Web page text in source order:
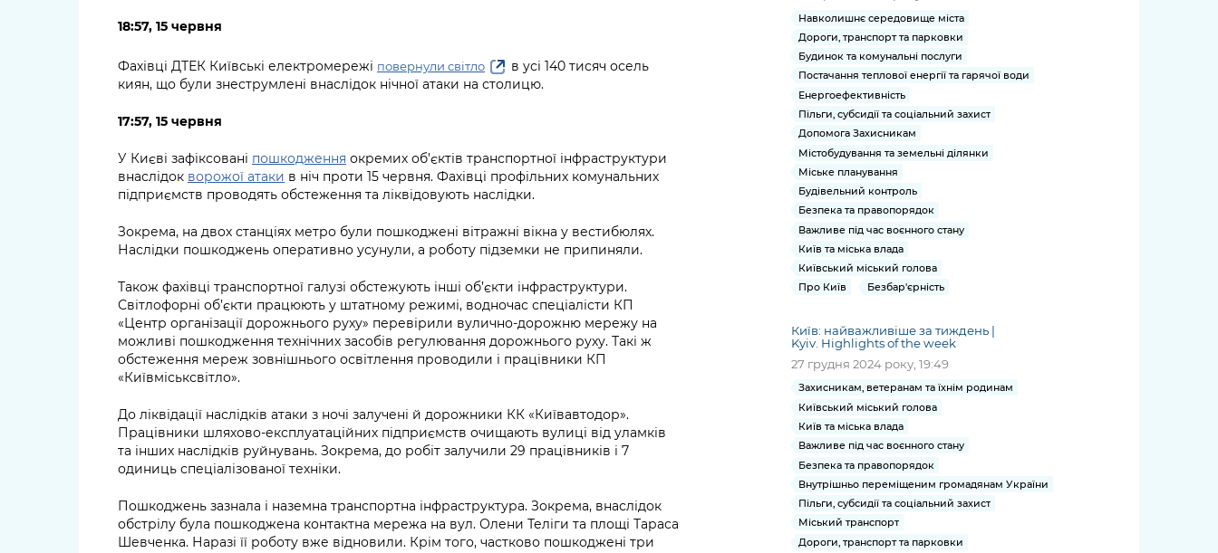
18:57, 15 червня
Фахівці ДТЕК Київські електромережі повернули світло
в усі 140 тисяч осель
киян, що були знеструмлені внаслідок нічної атаки на столицю.
17:57, 15 червня
У Києві зафіксовані пошкодження окремих об’єктів транспортної інфраструктури
внаслідок ворожої атаки в ніч проти 15 червня. Фахівці профільних комунальних
підприємств проводять обстеження та ліквідовують наслідки.
Зокрема, на двох станціях метро були пошкоджені вітражні вікна у вестибюлях.
Наслідки пошкоджень оперативно усунули, а роботу підземки не припиняли.
Також фахівці транспортної галузі обстежують інші об’єкти інфраструктури.
Світлофорні об’єкти працюють у штатному режимі, водночас спеціалісти КП
«Центр організації дорожнього руху» перевірили вулично-дорожню мережу на
можливі пошкодження технічних засобів регулювання дорожнього руху. Такі ж
обстеження мереж зовнішнього освітлення проводили і працівники КП
«Київміськсвітло».
До ліквідації наслідків атаки з ночі залучені й дорожники КК «Київавтодор».
Працівники шляхово-експлуатаційних підприємств очищають вулиці від уламків
та інших наслідків руйнувань. Зокрема, до робіт залучили 29 працівників і 7
одиниць спеціалізованої техніки.
Пошкоджень зазнала і наземна транспортна інфраструктура. Зокрема, внаслідок
обстрілу була пошкоджена контактна мережа на вул. Олени Теліги та площі Тараса
Шевченка. Наразі її роботу вже відновили. Крім того, частково пошкоджені три
Навколишнє середовище міста
Дороги, транспорт та парковки
Будинок та комунальні послуги
Постачання теплової енергії та гарячої води
Енергоефективність
Пільги, субсидії та соціальний захист
Допомога Захисникам
Містобудування та земельні ділянки
Міське планування
Будівельний контроль
Безпека та правопорядок
Важливе під час воєнного стану
Київ та міська влада
Київський міський голова
Про Київ
Безбар'єрність
Київ: найважливіше за тиждень |
Kyiv. Highlights of the week
27 грудня 2024 року, 19:49
Захисникам, ветеранам та їхнім родинам
Київський міський голова
Київ та міська влада
Важливе під час воєнного стану
Безпека та правопорядок
Внутрішньо переміщеним громадянам України
Пільги, субсидії та соціальний захист
Міський транспорт
Дороги, транспорт та парковки